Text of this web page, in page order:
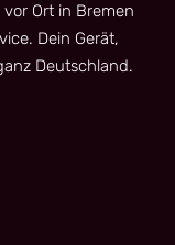
Ort in Bremen
Dein Gerät,
Deutschland.